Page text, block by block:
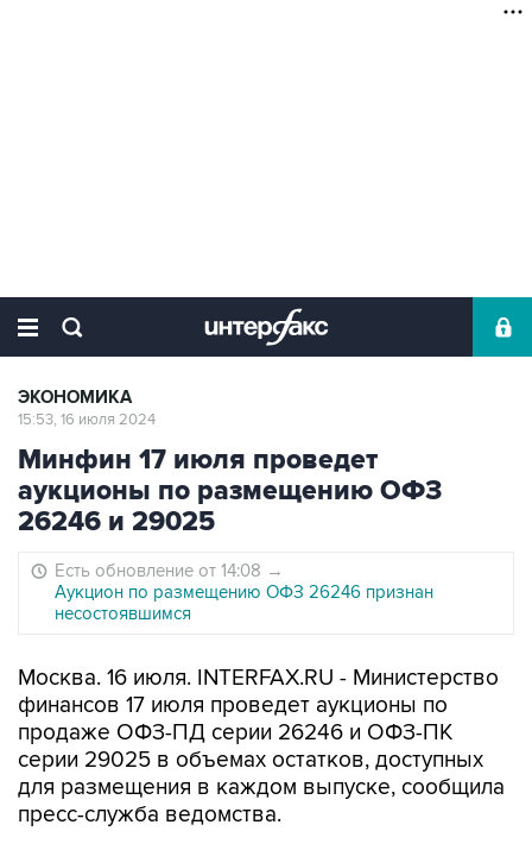
ЭКОНОМИКА
15:53, 16 июля 2024
Минфин 17 июля проведет
аукционы по размещению ОФЗ
26246 и 29025
Есть обновление от 14:08 →
Аукцион по размещению ОФЗ 26246 признан
несостоявшимся
Москва. 16 июля. INTERFAX.RU - Министерство
финансов 17 июля проведет аукционы по
продаже ОФЗ-ПД серии 26246 и ОФЗ-ПК
серии 29025 в объемах остатков, доступных
для размещения в каждом выпуске, сообщила
пресс-служба ведомства.